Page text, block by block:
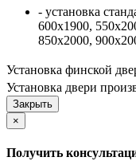
- установка
600х1900,
850х2000,
Установка финской
Установка двери
×
Получить